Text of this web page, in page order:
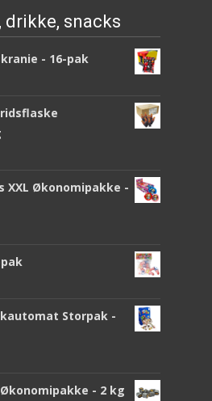
drikke, snacks
- 16-pak
XXL Økonomipakke -
Storpak -
- 2 kg